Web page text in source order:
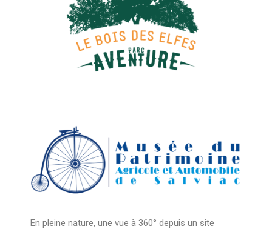
En pleine nature, une vue à 360° depuis un site